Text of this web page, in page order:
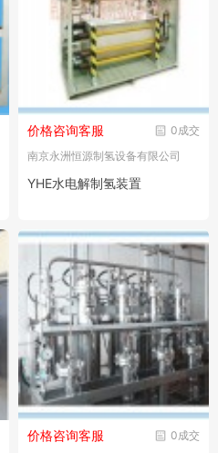
0成交
价格咨询客服
南京永洲恒源制氢设备有限公司
YHE水电解制氢装置
0成交
价格咨询客服